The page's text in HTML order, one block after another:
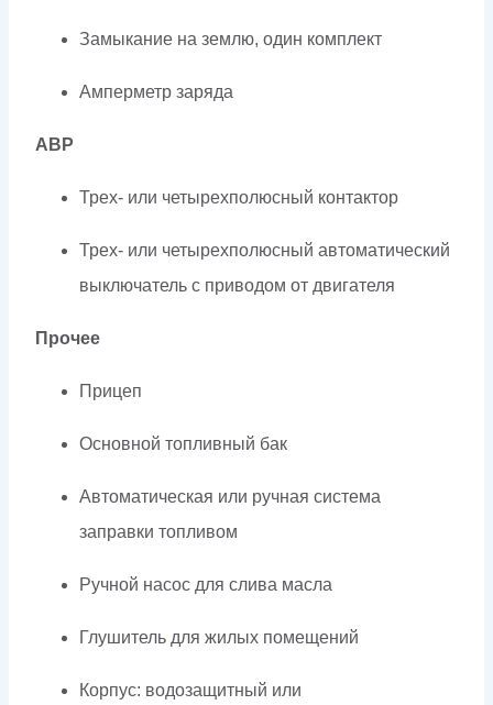
Замыкание на землю, один комплект
Амперметр заряда
АВР
Трех- или четырехполюсный контактор
Трех- или четырехполюсный автоматический
выключатель с приводом от двигателя
Прочее
Прицеп
Основной топливный бак
Автоматическая или ручная система
заправки топливом
Ручной насос для слива масла
Глушитель для жилых помещений
Корпус: водозащитный или